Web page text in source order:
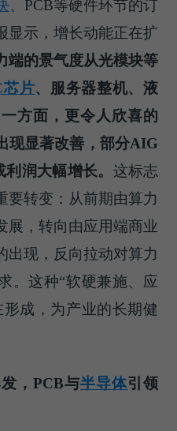
、PCB等硬件环节的订
显示，增长动能正在扩
端的景气度从光模块等
芯片、服务器整机、液
方面，更令人欣喜的
现显著改善，部分AIG
润大幅增长。 这标志
要转变：从前期由算力
展，转向由应用端商业
出现，反向拉动对算力
。这种“软硬兼施、应
成，为产业的长期健
，PCB与半导体引领